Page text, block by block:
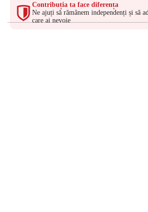
Contribuția ta face diferența
Ne ajuți să rămânem independenți și să
care ai nevoie